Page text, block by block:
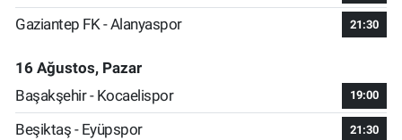
Gaziantep FK - Alanyaspor 21:30
16 Ağustos, Pazar
Başakşehir - Kocaelispor
19:00
Beşiktaş - Eyüpspor 21:30